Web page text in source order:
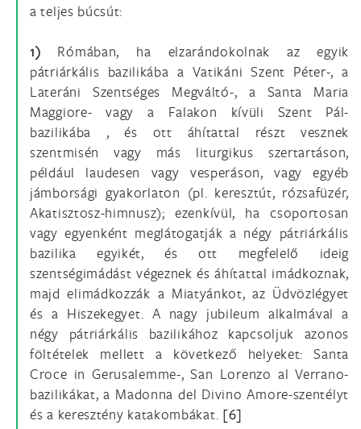
a teljes búcsút:
1) Rómában, ha elzarándokolnak az egyik
pátriárkális bazilikába a Vatikáni Szent Péter-, a
Lateráni Szentséges Megváltó-, a Santa Maria
Maggiore- vagy a Falakon kívüli Szent Pál-
bazilikába , és ott áhítattal részt vesznek
szentmisén vagy más liturgikus szertartáson,
például laudesen vagy vesperáson, vagy egyéb
jámborsági gyakorlaton (pl. keresztút, rózsafüzér,
Akatisztosz-himnusz); ezenkívül, ha csoportosan
vagy egyenként meglátogatják a négy pátriárkális
bazilika egyikét, és ott megfelelő ideig
szentségimádást végeznek és áhítattal imádkoznak,
majd elimádkozzák a Miatyánkot, az Üdvözlégyet
és a Hiszekegyet. A nagy jubileum alkalmával a
négy pátriárkális bazilikához kapcsoljuk azonos
föltételek mellett a következő helyeket: Santa
Croce in Gerusalemme-, San Lorenzo al Verrano-
bazilikákat, a Madonna del Divino Amore-szentélyt
és a keresztény katakombákat. [6]